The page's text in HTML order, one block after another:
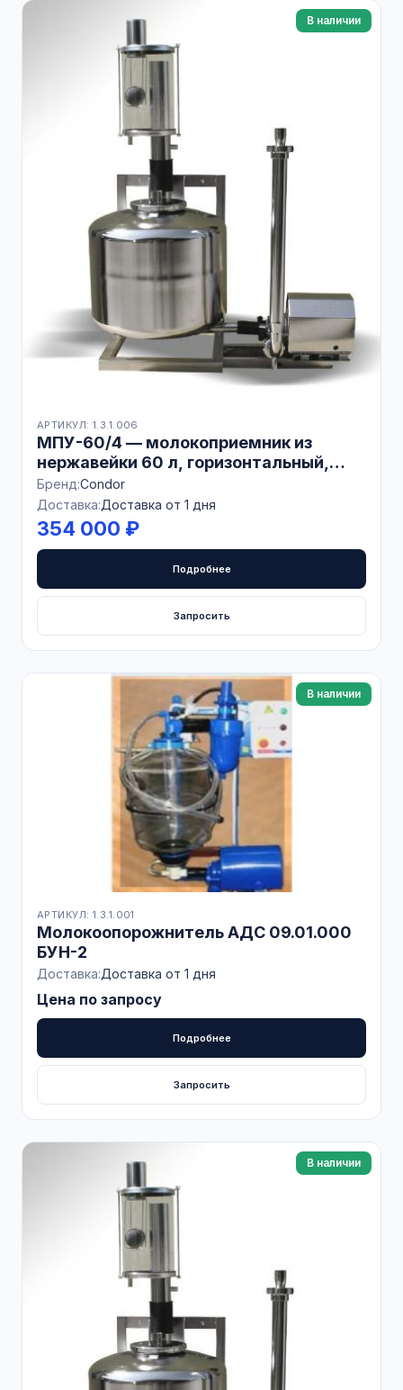
В наличии
АРТИКУЛ: 1.3.1.006
МПУ-60/4 — молокоприемник из
нержавейки 60 л, горизонтальный,
Италия
Бренд:Condor
Доставка:Доставка от 1 дня
354 000 ₽
Подробнее
Запросить
В наличии
АРТИКУЛ: 1.3.1.001
Молокоопорожнитель АДС 09.01.000
БУН-2
Доставка:Доставка от 1 дня
Цена по запросу
Подробнее
Запросить
В наличии